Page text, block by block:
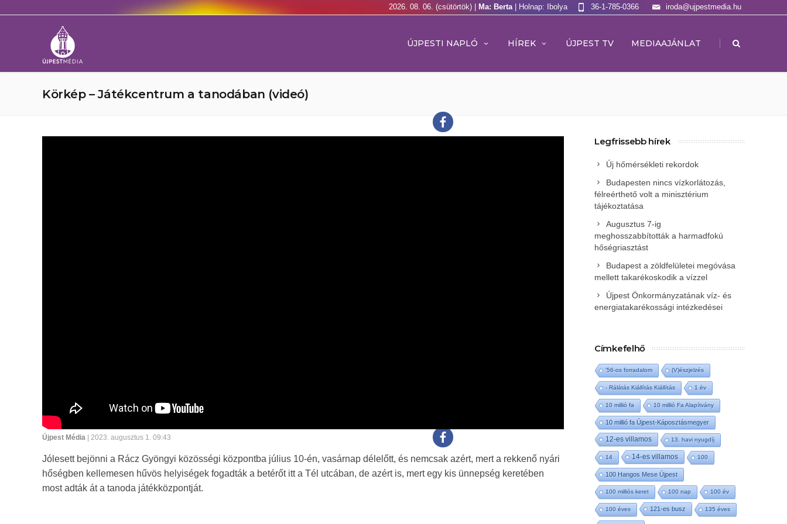
2026. 08. 06. (csütörtök) | Ma: Berta | Holnap: Ibolya iroda@ujpestmedia.hu
36-1-785-0366
ÚJPESTI NAPLÓ HÍREK ÚJPEST TV MEDIAAJÁNLAT |
Körkép – Játékcentrum a tanodában (videó)
Újpest Média | 2023. augusztus 1. 09:43
Jólesett bejönni a Rácz Gyöngyi közösségi központba július 10-én, vasárnap délelőtt, és nemcsak azért, mert a rekkenő nyári
hőségben kellemesen hűvös helyiségek fogadták a betérőt itt a Tél utcában, de azért is, mert egy kis ünnepség keretében
most adták át a tanoda játékközpontját.
Legfrissebb hírek
Új hőmérsékleti rekordok
Budapesten nincs vízkorlátozás,
félreérthető volt a minisztérium
tájékoztatása
Augusztus 7-ig
meghosszabbították a harmadfokú
hőségriasztást
Budapest a zöldfelületei megóvása
mellett takarékoskodik a vízzel
Újpest Önkormányzatának víz- és
energiatakarékossági intézkedései
Címkefelhő
'56-os forradalom (V)észjelzés
- Rálátás Kiállítás Kiállítás 1 év
10 millió fa 10 millió Fa Alapítvány
10 millió fa Újpest-Káposztásmegyer
12-es villamos 13. havi nyugdíj
14 14-es villamos 100
100 Hangos Mese Újpest
100 milliós keret 100 nap 100 év
100 éves 121-es busz 135 éves